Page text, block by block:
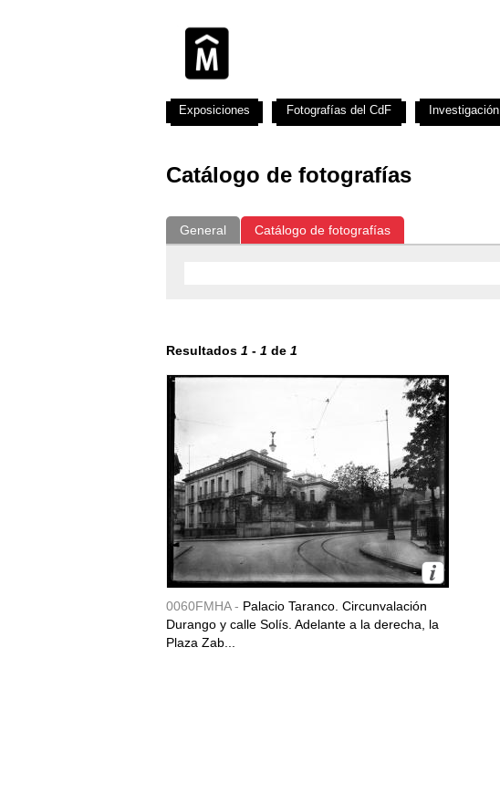
Catálogo de fotografías
General Catálogo de fotografías
Resultados 1 - 1 de 1
0060FMHA - Palacio Taranco. Circunvalación
Durango y calle Solís. Adelante a la derecha, la
Plaza Zab...
Exposiciones Fotografías del CdF Investigación